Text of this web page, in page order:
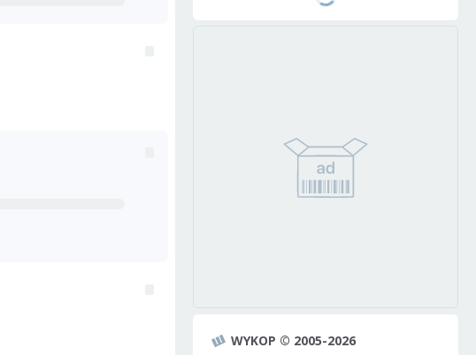
WYKOP © 2005-2026